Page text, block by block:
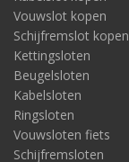
Vouwslot kopen
Schijfremslot kopen
Kettingsloten
Beugelsloten
Kabelsloten
Ringsloten
Vouwsloten fiets
Schijfremsloten